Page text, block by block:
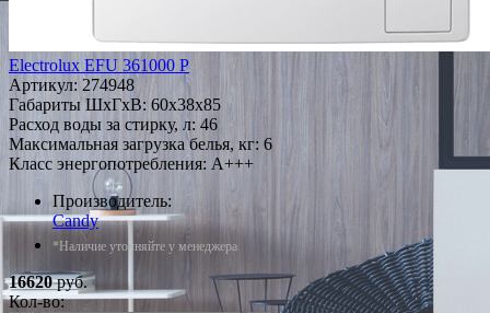
Electrolux EFU 361000 P
Артикул: 274948
Габариты ШxГxВ: 60x38x85
Расход воды за стирку, л: 46
Максимальная загрузка белья, кг: 6
Класс энергопотребления: A+++
Производитель:
Candy
*Наличие уточняйте у менеджера
16620руб.
Кол-во: